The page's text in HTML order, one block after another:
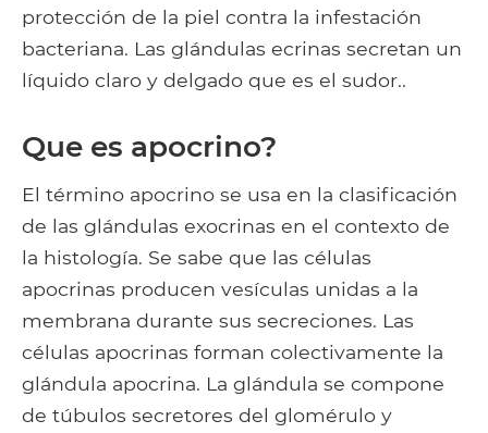
protección de la piel contra la infestación
bacteriana. Las glándulas ecrinas secretan un
líquido claro y delgado que es el sudor..
Que es apocrino?
El término apocrino se usa en la clasificación
de las glándulas exocrinas en el contexto de
la histología. Se sabe que las células
apocrinas producen vesículas unidas a la
membrana durante sus secreciones. Las
células apocrinas forman colectivamente la
glándula apocrina. La glándula se compone
de túbulos secretores del glomérulo y